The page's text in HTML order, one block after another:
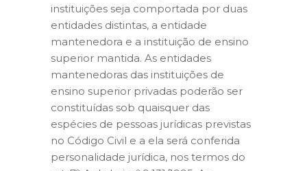
instituições seja comportada por duas
entidades distintas, a entidade
mantenedora e a instituição de ensino
superior mantida. As entidades
mantenedoras das instituições de
ensino superior privadas poderão ser
constituídas sob quaisquer das
espécies de pessoas jurídicas previstas
no Código Civil e a ela será conferida
personalidade jurídica, nos termos do